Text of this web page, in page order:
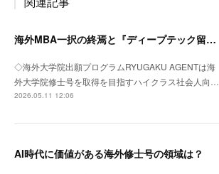
海外MBA一択の終焉と『ディープテック留学』への回帰
◇海外大学院出願プログラムRYUGAKU AGENTは海
外大学院修士号を取得を目指すハイクラス社会人向…
2026.05.11 12:06
AI時代に価値がある海外修士号の領域は？